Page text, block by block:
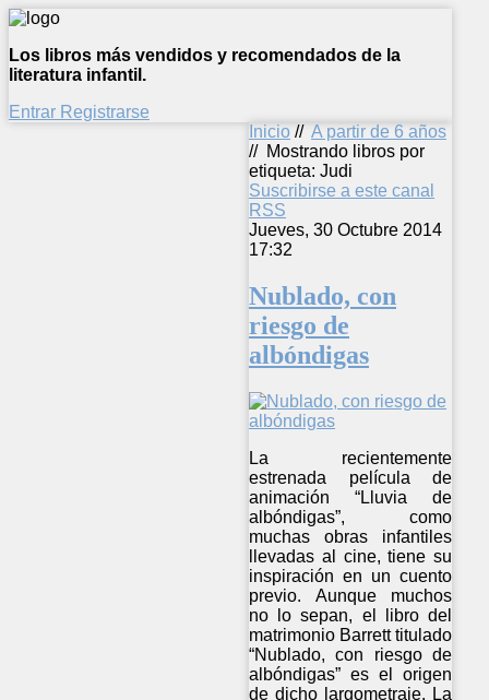
Los libros más vendidos y recomendados de la
literatura infantil.
Entrar Registrarse
Inicio // A partir de 6 años
// Mostrando libros por
etiqueta: Judi
Suscribirse a este canal
RSS
Jueves, 30 Octubre 2014
17:32
Nublado, con
riesgo de
albóndigas
La recientemente
estrenada película de
animación “Lluvia de
albóndigas”, como
muchas obras infantiles
llevadas al cine, tiene su
inspiración en un cuento
previo. Aunque muchos
no lo sepan, el libro del
matrimonio Barrett titulado
“Nublado, con riesgo de
albóndigas” es el origen
de dicho largometraje. La